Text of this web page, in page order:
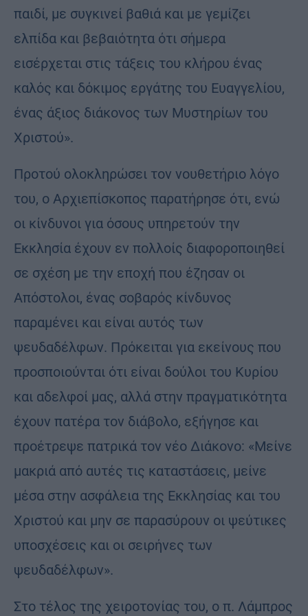
παιδί, με συγκινεί βαθιά και με γεμίζει
ελπίδα και βεβαιότητα ότι σήμερα
εισέρχεται στις τάξεις του κλήρου ένας
καλός και δόκιμος εργάτης του Ευαγγελίου,
ένας άξιος διάκονος των Μυστηρίων του
Χριστού».
Προτού ολοκληρώσει τον νουθετήριο λόγο
του, ο Αρχιεπίσκοπος παρατήρησε ότι, ενώ
οι κίνδυνοι για όσους υπηρετούν την
Εκκλησία έχουν εν πολλοίς διαφοροποιηθεί
σε σχέση με την εποχή που έζησαν οι
Απόστολοι, ένας σοβαρός κίνδυνος
παραμένει και είναι αυτός των
ψευδαδέλφων. Πρόκειται για εκείνους που
προσποιούνται ότι είναι δούλοι του Κυρίου
και αδελφοί μας, αλλά στην πραγματικότητα
έχουν πατέρα τον διάβολο, εξήγησε και
προέτρεψε πατρικά τον νέο Διάκονο: «Μείνε
μακριά από αυτές τις καταστάσεις, μείνε
μέσα στην ασφάλεια της Εκκλησίας και του
Χριστού και μην σε παρασύρουν οι ψεύτικες
υποσχέσεις και οι σειρήνες των
ψευδαδέλφων».
Στο τέλος της χειροτονίας του, ο π. Λάμπρος